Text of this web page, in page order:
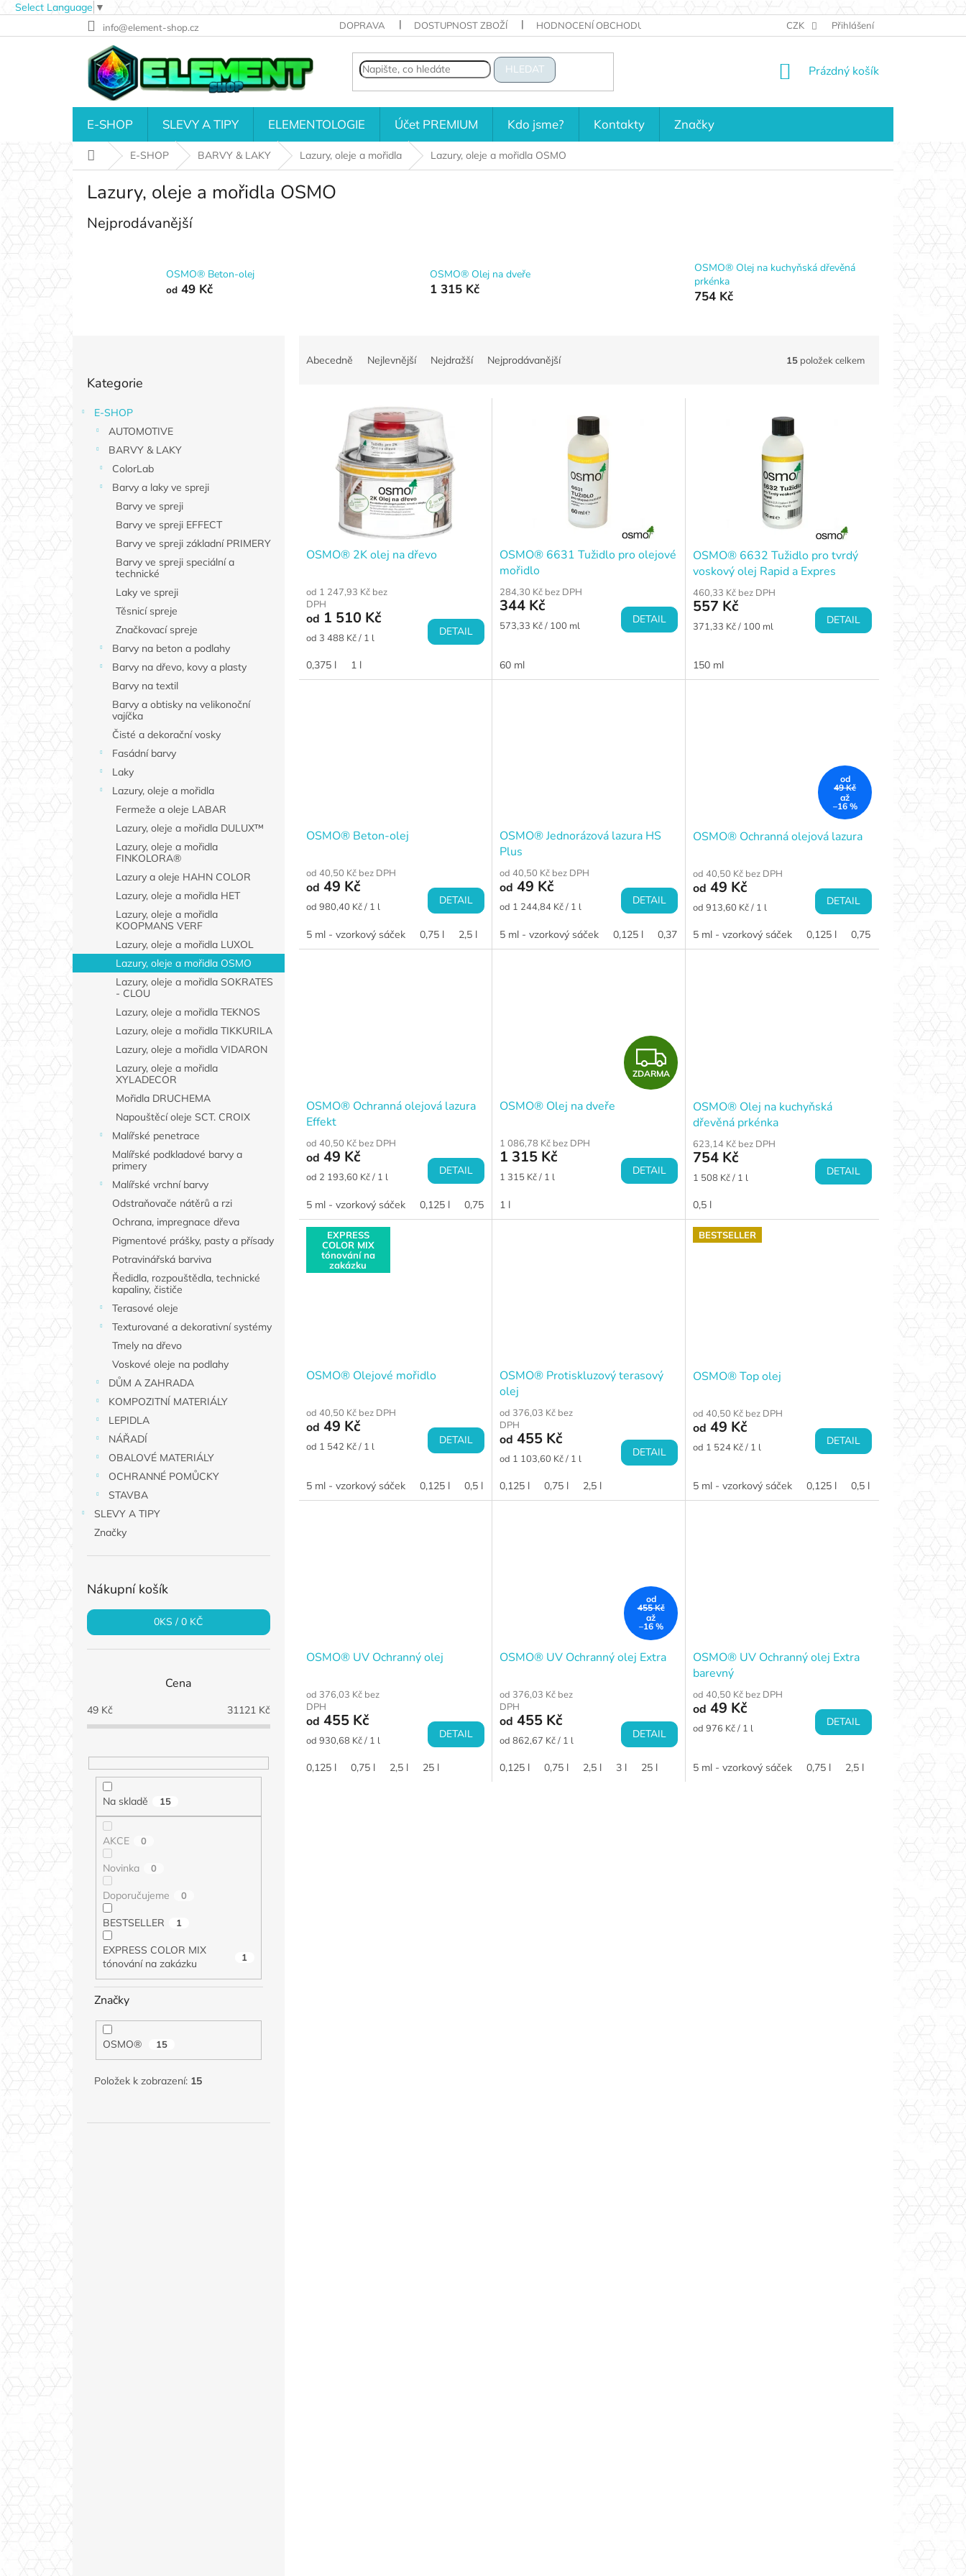
Select Language ▼
na
info@element-shop.cz DOPRAVA DOSTUPNOST ZBOŽÍ HODNOCENÍ OBCHODU KONTAKTY KDO JSME?
CZK Přihlášení
HLEDAT
NÁKUPNÍ
Prázdný košík
E-SHOP SLEVY A TIPY ELEMENTOLOGIE Účet PREMIUM Kdo jsme? Kontakty Značky
Domů E-SHOP BARVY & LAKY Lazury, oleje a mořidla Lazury, oleje a mořidla OSMO
Lazury, oleje a mořidla OSMO
Nejprodávanější
OSMO® Beton-olej
od49 Kč
OSMO® Olej na dveře
1 315 Kč
OSMO® Olej na kuchyňská dřevěná
prkénka
754 Kč
a
n
p
a
kategorie
Kategorie
E-SHOP
AUTOMOTIVE
BARVY & LAKY
ColorLab
Barvy a laky ve spreji
Barvy ve spreji
Barvy ve spreji EFFECT
Barvy ve spreji základní PRIMERY
Barvy ve spreji speciální a
technické
Laky ve spreji
Těsnicí spreje
Značkovací spreje
Barvy na beton a podlahy
Barvy na dřevo, kovy a plasty
Barvy na textil
Barvy a obtisky na velikonoční
vajíčka
Čisté a dekorační vosky
Fasádní barvy
Laky
Lazury, oleje a mořidla
Fermeže a oleje LABAR
Lazury, oleje a mořidla DULUX™
Lazury, oleje a mořidla
FINKOLORA®
Lazury a oleje HAHN COLOR
Lazury, oleje a mořidla HET
Lazury, oleje a mořidla
KOOPMANS VERF
Lazury, oleje a mořidla LUXOL
Lazury, oleje a mořidla OSMO
Lazury, oleje a mořidla SOKRATES
- CLOU
Lazury, oleje a mořidla TEKNOS
Lazury, oleje a mořidla TIKKURILA
Lazury, oleje a mořidla VIDARON
Lazury, oleje a mořidla
XYLADECOR
Mořidla DRUCHEMA
Napouštěcí oleje SCT. CROIX
Malířské penetrace
Malířské podkladové barvy a
primery
Malířské vrchní barvy
Odstraňovače nátěrů a rzi
Ochrana, impregnace dřeva
Pigmentové prášky, pasty a přísady
Potravinářská barviva
Ředidla, rozpouštědla, technické
kapaliny, čističe
Terasové oleje
Texturované a dekorativní systémy
Tmely na dřevo
Voskové oleje na podlahy
DŮM A ZAHRADA
KOMPOZITNÍ MATERIÁLY
LEPIDLA
NÁŘADÍ
OBALOVÉ MATERIÁLY
OCHRANNÉ POMŮCKY
STAVBA
SLEVY A TIPY
Značky
Nákupní košík
0KS /0 KČ
Cena
49Kč 31121Kč
Na skladě 15
AKCE 0
Novinka 0
Doporučujeme 0
BESTSELLER 1
EXPRESS COLOR MIX
tónování na zakázku
1
Značky
OSMO® 15
Položek k zobrazení: 15
Abecedně Nejlevnější Nejdražší Nejprodávanější 15 položek celkem
OSMO® 2K olej na dřevo
od 1 247,93 Kč bez
DPH
od 1 510 Kč
Měrná
od 3 488 Kč / 1 l DETAIL
0,375 l 1 l
OSMO® 6631 Tužidlo pro olejové
mořidlo
284,30 Kč bez DPH
344 Kč
Měrná
573,33 Kč / 100 ml DETAIL
60 ml
OSMO® 6632 Tužidlo pro tvrdý
voskový olej Rapid a Expres
460,33 Kč bez DPH
557 Kč
Měrná
371,33 Kč / 100 ml DETAIL
150 ml
OSMO® Beton-olej
od 40,50 Kč bez DPH
od 49 Kč
Měrná
od 980,40 Kč / 1 l DETAIL
5 ml - vzorkový sáček 0,75 l 2,5 l
OSMO® Jednorázová lazura HS
Plus
od 40,50 Kč bez DPH
od 49 Kč
Měrná
od 1 244,84 Kč / 1 l DETAIL
5 ml - vzorkový sáček 0,125 l 0,375 l 0,75 l 2,5 l
od
49 Kč
až
–16 %
OSMO® Ochranná olejová lazura
od 40,50 Kč bez DPH
od 49 Kč
Měrná
od 913,60 Kč / 1 l DETAIL
5 ml - vzorkový sáček 0,125 l 0,75 l 25 l
OSMO® Ochranná olejová lazura
Effekt
od 40,50 Kč bez DPH
od 49 Kč
Měrná
od 2 193,60 Kč / 1 l DETAIL
5 ml - vzorkový sáček 0,125 l 0,75 l 2,5 l
Z
D
M
ZDARMA
OSMO® Olej na dveře
1 086,78 Kč bez DPH
1 315 Kč
Měrná
1 315 Kč / 1 l DETAIL
1 l
OSMO® Olej na kuchyňská
dřevěná prkénka
623,14 Kč bez DPH
754 Kč
Měrná
1 508 Kč / 1 l DETAIL
0,5 l
EXPRESS
COLOR MIX
tónování na
zakázku
OSMO® Olejové mořidlo
od 40,50 Kč bez DPH
od 49 Kč
Měrná
od 1 542 Kč / 1 l DETAIL
5 ml - vzorkový sáček 0,125 l 0,5 l 1 l 2,5 l
OSMO® Protiskluzový terasový
olej
od 376,03 Kč bez
DPH
od 455 Kč
Měrná
od 1 103,60 Kč / 1 l DETAIL
0,125 l 0,75 l 2,5 l
BESTSELLER
OSMO® Top olej
od 40,50 Kč bez DPH
od 49 Kč
Měrná
od 1 524 Kč / 1 l DETAIL
5 ml - vzorkový sáček 0,125 l 0,5 l
OSMO® UV Ochranný olej
od 376,03 Kč bez
DPH
od 455 Kč
Měrná
od 930,68 Kč / 1 l DETAIL
0,125 l 0,75 l 2,5 l 25 l
od
455 Kč
až
–16 %
OSMO® UV Ochranný olej Extra
od 376,03 Kč bez
DPH
od 455 Kč
Měrná
od 862,67 Kč / 1 l DETAIL
0,125 l 0,75 l 2,5 l 3 l 25 l
OSMO® UV Ochranný olej Extra
barevný
od 40,50 Kč bez DPH
od 49 Kč
Měrná
od 976 Kč / 1 l DETAIL
5 ml - vzorkový sáček 0,75 l 2,5 l